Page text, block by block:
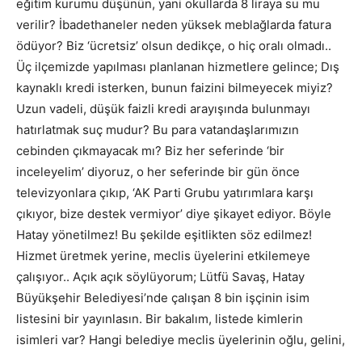
eğitim kurumu düşünün, yani okullarda 8 liraya su mu
verilir? İbadethaneler neden yüksek meblağlarda fatura
ödüyor? Biz ‘ücretsiz’ olsun dedikçe, o hiç oralı olmadı..
Üç ilçemizde yapılması planlanan hizmetlere gelince; Dış
kaynaklı kredi isterken, bunun faizini bilmeyecek miyiz?
Uzun vadeli, düşük faizli kredi arayışında bulunmayı
hatırlatmak suç mudur? Bu para vatandaşlarımızın
cebinden çıkmayacak mı? Biz her seferinde ‘bir
inceleyelim’ diyoruz, o her seferinde bir gün önce
televizyonlara çıkıp, ‘AK Parti Grubu yatırımlara karşı
çıkıyor, bize destek vermiyor’ diye şikayet ediyor. Böyle
Hatay yönetilmez! Bu şekilde eşitlikten söz edilmez!
Hizmet üretmek yerine, meclis üyelerini etkilemeye
çalışıyor.. Açık açık söylüyorum; Lütfü Savaş, Hatay
Büyükşehir Belediyesi’nde çalışan 8 bin işçinin isim
listesini bir yayınlasın. Bir bakalım, listede kimlerin
isimleri var? Hangi belediye meclis üyelerinin oğlu, gelini,